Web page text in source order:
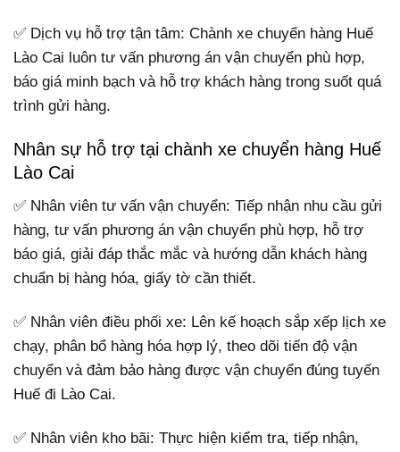
✅ Dịch vụ hỗ trợ tận tâm: Chành xe chuyển hàng Huế
Lào Cai luôn tư vấn phương án vận chuyển phù hợp,
báo giá minh bạch và hỗ trợ khách hàng trong suốt quá
trình gửi hàng.
Nhân sự hỗ trợ tại chành xe chuyển hàng Huế
Lào Cai
✅ Nhân viên tư vấn vận chuyển: Tiếp nhận nhu cầu gửi
hàng, tư vấn phương án vận chuyển phù hợp, hỗ trợ
báo giá, giải đáp thắc mắc và hướng dẫn khách hàng
chuẩn bị hàng hóa, giấy tờ cần thiết.
✅ Nhân viên điều phối xe: Lên kế hoạch sắp xếp lịch xe
chạy, phân bổ hàng hóa hợp lý, theo dõi tiến độ vận
chuyển và đảm bảo hàng được vận chuyển đúng tuyến
Huế đi Lào Cai.
✅ Nhân viên kho bãi: Thực hiện kiểm tra, tiếp nhận,